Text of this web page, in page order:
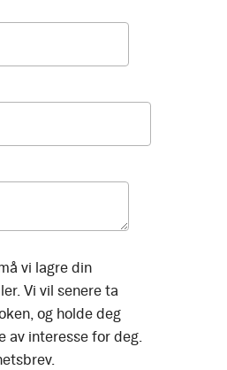
vi lagre din
Vi vil senere ta
og holde deg
av interesse for deg.